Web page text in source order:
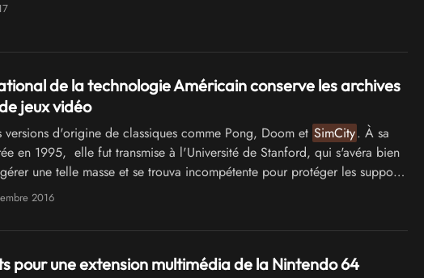
de la technologie Américain conserve les archives
jeux vidéo
d'origine de classiques comme Pong, Doom et SimCity. À sa
en 1995, elle fut transmise à l'Université de Stanford, qui s'avéra bien
une telle masse et se trouva incompétente pour protéger les supports
2016
pour une extension multimédia de la Nintendo 64